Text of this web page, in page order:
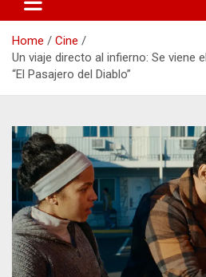
Home
Cine
Un viaje directo al infierno: Se viene
“El Pasajero del Diablo”